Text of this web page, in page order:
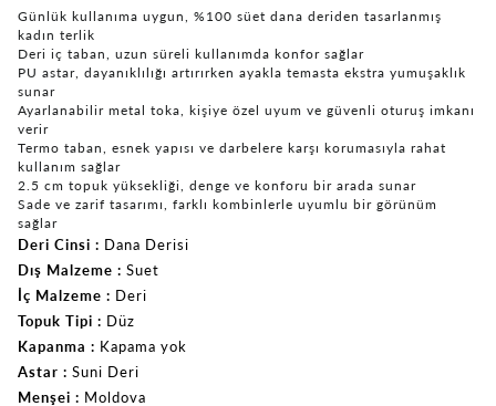
Günlük kullanıma uygun, %100 süet dana deriden tasarlanmış
kadın terlik
Deri iç taban, uzun süreli kullanımda konfor sağlar
PU astar, dayanıklılığı artırırken ayakla temasta ekstra yumuşaklık
sunar
Ayarlanabilir metal toka, kişiye özel uyum ve güvenli oturuş imkanı
verir
Termo taban, esnek yapısı ve darbelere karşı korumasıyla rahat
kullanım sağlar
2.5 cm topuk yüksekliği, denge ve konforu bir arada sunar
Sade ve zarif tasarımı, farklı kombinlerle uyumlu bir görünüm
sağlar
Deri Cinsi
Dana Derisi
Dış Malzeme
Suet
İç Malzeme
Deri
Topuk Tipi
Düz
Kapanma
Kapama yok
Astar
Suni Deri
Menşei
Moldova